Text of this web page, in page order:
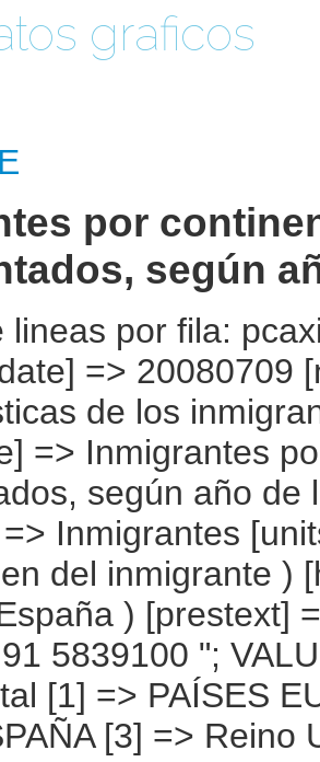
graficos
por
según
=> Rumanía y Bulgaria [6] => Resto UE 27 sin España [7] => Resto países europeos sin España [8] => PAÍSES AFRICANOS [9] => Marruecos [10] => Resto de países africanos [11] => PAÍSES AMERICANOS [12] => Estados Unidos y Canadá [13] => PAÍSES AMERICANOS SIN ESTADOS UNIDOS NI CANADÁ [14] => Ecuador [15] => Colombia [16] => Bolivia [17] => Argentina [18] => Resto de países americanos sin Estados Unidos ni Canadá [19] => PAÍSES ASIÁTICOS Y DE OCEANÍA [20] => China [21] => Resto de países asiáticos y de Oceanía ) [año de llegada a España] => Array ( [0] => Total [1] => Entre 2.002 y 2.007 [2] => Entre 1.997 y 2.001 [3] => Entre 1.992 y 1.996 [4] => Entre 1.987 y 1.991 [5] => 1.986 y anteriores [6] => No sabe ) ) [codes] => Array ( ) [map] => Array ( ) [decimals] => 0 [showdecimals] => 0 [source] => Instituto Nacional de Estadística [contact] => INE Difusión. Internet: www.ine.es/infoine [copyright] => YES [infofile] => [data] => Array ( [0] => Array ( [0] => [1] => [2] => [3] => [4] => [5] => [6] => [7] => [8] => [9] => [10] => [11] => [12] => [13] => 4526522 [14] => [15] => [16] => [17] => [18] => [19] => [20] => [21] => [22] => [23] => [24] => [25] =>